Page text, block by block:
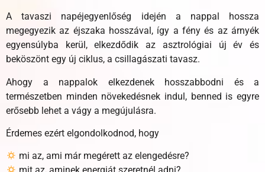
A tavaszi napéjegyenlőség idején a nappal hossza
megegyezik az éjszaka hosszával, így a fény és az árnyék
egyensúlyba kerül, elkezdődik az asztrológiai új év és
beköszönt egy új ciklus, a csillagászati tavasz.
Ahogy a nappalok elkezdenek hosszabbodni és a
természetben minden növekedésnek indul, benned is egyre
erősebb lehet a vágy a megújulásra.
Érdemes ezért elgondolkodnod, hogy
mi az, ami már megérett az elengedésre?